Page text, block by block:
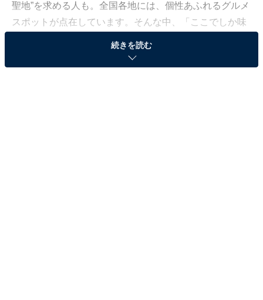
聖地”を求める人も。全国各地には、個性あふれるグルメ
スポットが点在しています。そんな中、「ここでしか味
わえない」と評判の市はどこなのでしょうか？
続きを読む